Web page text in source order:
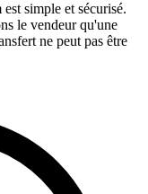
simple et sécurisé.
le vendeur qu'une
ne peut pas être